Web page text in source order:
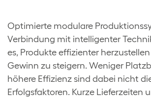
Optimierte modulare
Verbindung mit intelligenter
es, Produkte effizienter
Gewinn zu steigern. Weniger
höhere Effizienz sind dabei nicht
Erfolgsfaktoren. Kurze Lieferzeiten